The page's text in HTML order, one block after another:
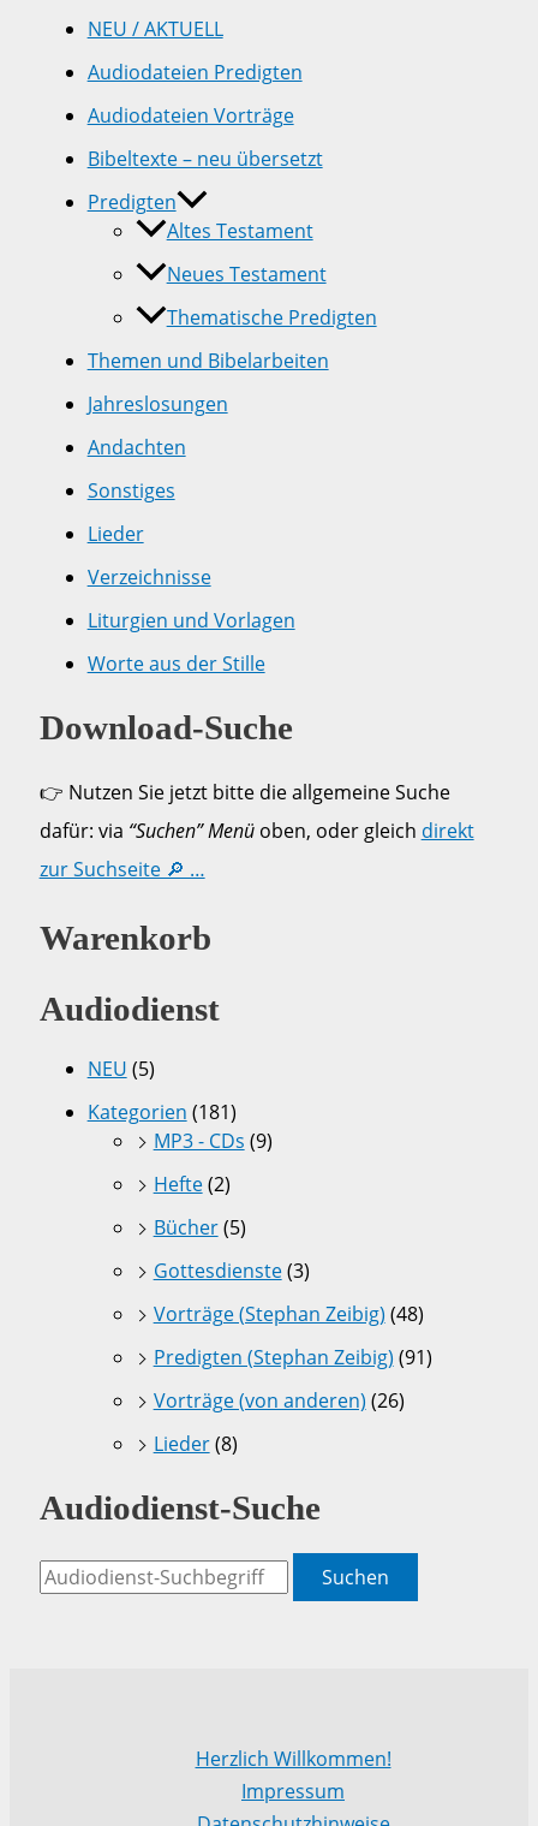
NEU / AKTUELL
Audiodateien Predigten
Audiodateien Vorträge
Bibeltexte – neu übersetzt
Predigten
Altes Testament
Neues Testament
Thematische Predigten
Themen und Bibelarbeiten
Jahreslosungen
Andachten
Sonstiges
Lieder
Verzeichnisse
Liturgien und Vorlagen
Worte aus der Stille
Download-Suche
👉 Nutzen Sie jetzt bitte die allgemeine Suche
dafür: via “Suchen” Menüoben, oder gleich direkt
zur Suchseite 🔎 …
Warenkorb
Audiodienst
NEU (5)
Kategorien (181)
MP3 - CDs (9)
Hefte(2)
Bücher(5)
Gottesdienste(3)
Vorträge (Stephan Zeibig) (48)
Predigten (Stephan Zeibig) (91)
Vorträge (von anderen) (26)
Lieder(8)
Audiodienst-Suche
Suchen
Herzlich Willkommen!
Impressum